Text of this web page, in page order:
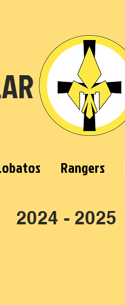
Rangers
2024 - 2025